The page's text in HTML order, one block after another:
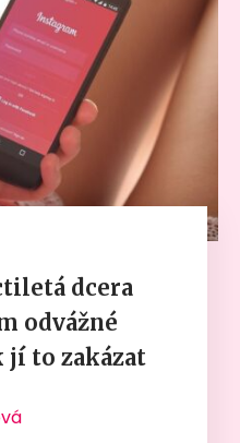
dcera
odvážné
jí to zakázat